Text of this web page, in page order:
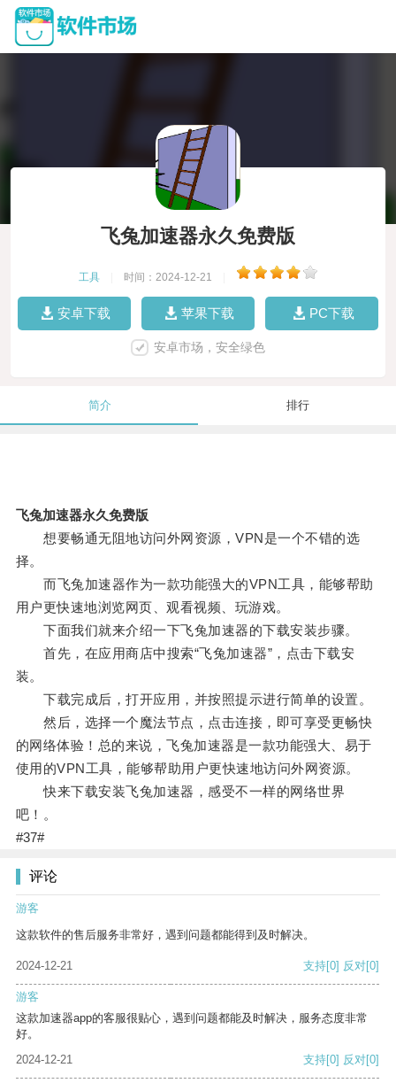
飞兔加速器永久免费版
工具 时间：2024-12-21
安卓下载 苹果下载 PC下载
安卓市场，安全绿色
简介 排行
飞兔加速器永久免费版
想要畅通无阻地访问外网资源，VPN是一个不错的选
择。
而飞兔加速器作为一款功能强大的VPN工具，能够帮助
用户更快速地浏览网页、观看视频、玩游戏。
下面我们就来介绍一下飞兔加速器的下载安装步骤。
首先，在应用商店中搜索“飞兔加速器”，点击下载安
装。
下载完成后，打开应用，并按照提示进行简单的设置。
然后，选择一个魔法节点，点击连接，即可享受更畅快
的网络体验！总的来说，飞兔加速器是一款功能强大、易于
使用的VPN工具，能够帮助用户更快速地访问外网资源。
快来下载安装飞兔加速器，感受不一样的网络世界
吧！。
#37#
评论
游客
这款软件的售后服务非常好，遇到问题都能得到及时解决。
2024-12-21 支持[0] 反对[0]
游客
这款加速器app的客服很贴心，遇到问题都能及时解决，服务态度非常
好。
2024-12-21
支持[0] 反对[0]